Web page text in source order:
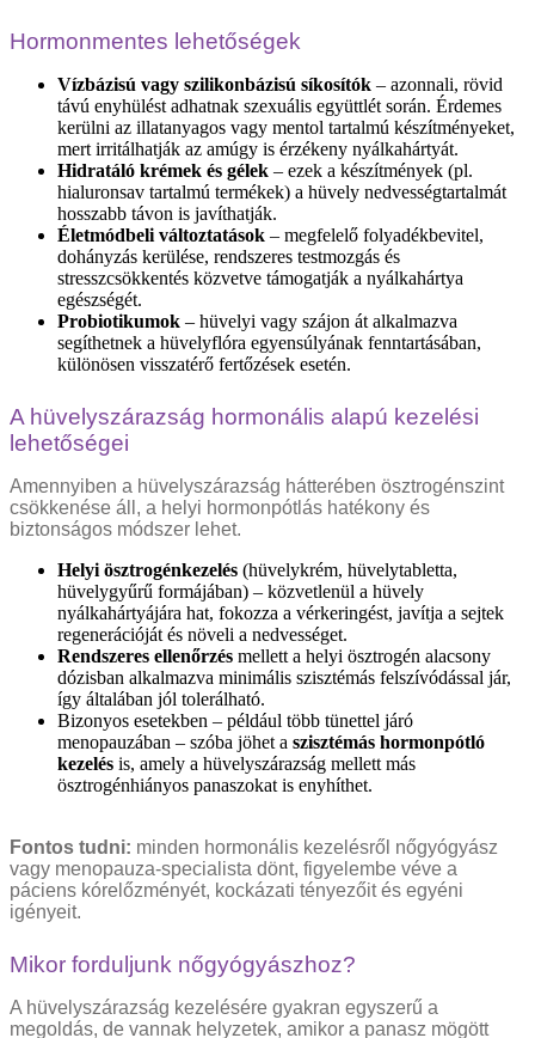
Hormonmentes lehetőségek
Vízbázisú vagy szilikonbázisú síkosítók – azonnali, rövid
távú enyhülést adhatnak szexuális együttlét során. Érdemes
kerülni az illatanyagos vagy mentol tartalmú készítményeket,
mert irritálhatják az amúgy is érzékeny nyálkahártyát.
Hidratáló krémek és gélek – ezek a készítmények (pl.
hialuronsav tartalmú termékek) a hüvely nedvességtartalmát
hosszabb távon is javíthatják.
Életmódbeli változtatások – megfelelő folyadékbevitel,
dohányzás kerülése, rendszeres testmozgás és
stresszcsökkentés közvetve támogatják a nyálkahártya
egészségét.
Probiotikumok – hüvelyi vagy szájon át alkalmazva
segíthetnek a hüvelyflóra egyensúlyának fenntartásában,
különösen visszatérő fertőzések esetén.
A hüvelyszárazság hormonális alapú kezelési
lehetőségei
Amennyiben a hüvelyszárazság hátterében ösztrogénszint
csökkenése áll, a helyi hormonpótlás hatékony és
biztonságos módszer lehet.
Helyi ösztrogénkezelés (hüvelykrém, hüvelytabletta,
hüvelygyűrű formájában) – közvetlenül a hüvely
nyálkahártyájára hat, fokozza a vérkeringést, javítja a sejtek
regenerációját és növeli a nedvességet.
Rendszeres ellenőrzés mellett a helyi ösztrogén alacsony
dózisban alkalmazva minimális szisztémás felszívódással jár,
így általában jól tolerálható.
Bizonyos esetekben – például több tünettel járó
menopauzában – szóba jöhet a szisztémás hormonpótló
kezelés is, amely a hüvelyszárazság mellett más
ösztrogénhiányos panaszokat is enyhíthet.
Fontos tudni: minden hormonális kezelésről nőgyógyász
vagy menopauza-specialista dönt, figyelembe véve a
páciens kórelőzményét, kockázati tényezőit és egyéni
igényeit.
Mikor forduljunk nőgyógyászhoz?
A hüvelyszárazság kezelésére gyakran egyszerű a
megoldás, de vannak helyzetek, amikor a panasz mögött